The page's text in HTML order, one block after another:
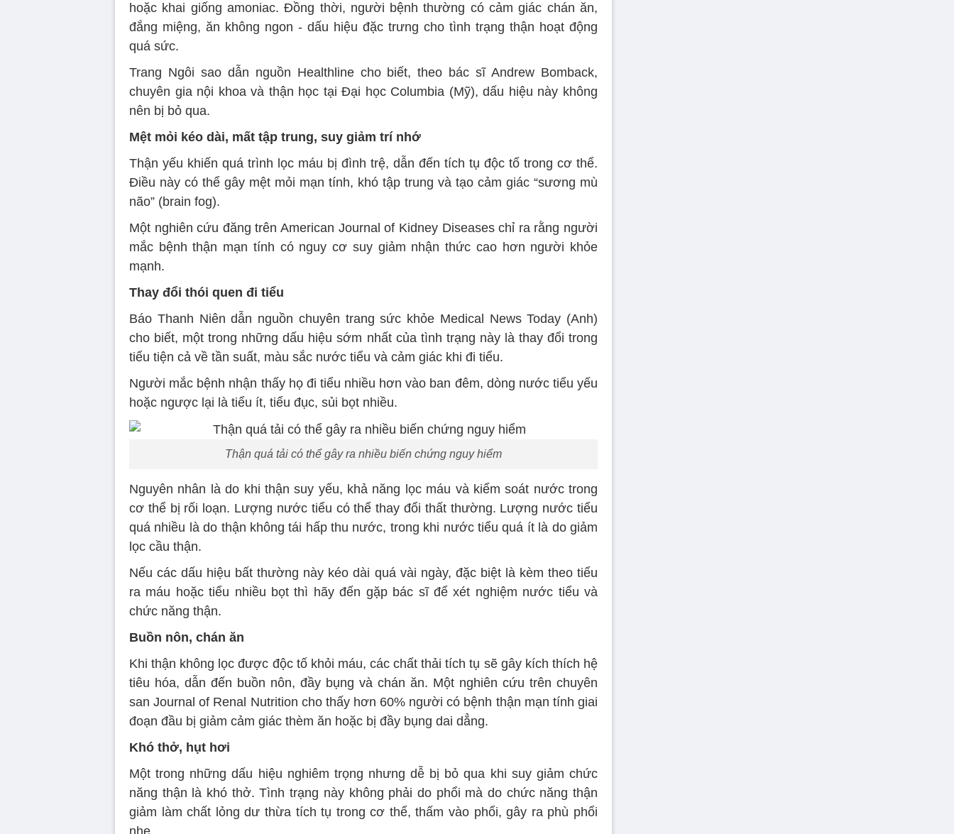
hoặc khai giống amoniac. Đồng thời, người bệnh thường có cảm giác chán ăn,
đắng miệng, ăn không ngon - dấu hiệu đặc trưng cho tình trạng thận hoạt động
quá sức.
Trang Ngôi sao dẫn nguồn Healthline cho biết, theo bác sĩ Andrew Bomback,
chuyên gia nội khoa và thận học tại Đại học Columbia (Mỹ), dấu hiệu này không
nên bị bỏ qua.
Mệt mỏi kéo dài, mất tập trung, suy giảm trí nhớ
Thận yếu khiến quá trình lọc máu bị đình trệ, dẫn đến tích tụ độc tố trong cơ thể.
Điều này có thể gây mệt mỏi mạn tính, khó tập trung và tạo cảm giác “sương mù
não” (brain fog).
Một nghiên cứu đăng trên American Journal of Kidney Diseases chỉ ra rằng người
mắc bệnh thận mạn tính có nguy cơ suy giảm nhận thức cao hơn người khỏe
mạnh.
Thay đổi thói quen đi tiểu
Báo Thanh Niên dẫn nguồn chuyên trang sức khỏe Medical News Today (Anh)
cho biết, một trong những dấu hiệu sớm nhất của tình trạng này là thay đổi trong
tiểu tiện cả về tần suất, màu sắc nước tiểu và cảm giác khi đi tiểu.
Người mắc bệnh nhận thấy họ đi tiểu nhiều hơn vào ban đêm, dòng nước tiểu yếu
hoặc ngược lại là tiểu ít, tiểu đục, sủi bọt nhiều.
Thận quá tải có thể gây ra nhiều biến chứng nguy hiểm
Nguyên nhân là do khi thận suy yếu, khả năng lọc máu và kiểm soát nước trong
cơ thể bị rối loạn. Lượng nước tiểu có thể thay đổi thất thường. Lượng nước tiểu
quá nhiều là do thận không tái hấp thu nước, trong khi nước tiểu quá ít là do giảm
lọc cầu thận.
Nếu các dấu hiệu bất thường này kéo dài quá vài ngày, đặc biệt là kèm theo tiểu
ra máu hoặc tiểu nhiều bọt thì hãy đến gặp bác sĩ để xét nghiệm nước tiểu và
chức năng thận.
Buồn nôn, chán ăn
Khi thận không lọc được độc tố khỏi máu, các chất thải tích tụ sẽ gây kích thích hệ
tiêu hóa, dẫn đến buồn nôn, đầy bụng và chán ăn. Một nghiên cứu trên chuyên
san Journal of Renal Nutrition cho thấy hơn 60% người có bệnh thận mạn tính giai
đoạn đầu bị giảm cảm giác thèm ăn hoặc bị đầy bụng dai dẳng.
Khó thở, hụt hơi
Một trong những dấu hiệu nghiêm trọng nhưng dễ bị bỏ qua khi suy giảm chức
năng thận là khó thở. Tình trạng này không phải do phổi mà do chức năng thận
giảm làm chất lỏng dư thừa tích tụ trong cơ thể, thấm vào phổi, gây ra phù phổi
nhẹ.